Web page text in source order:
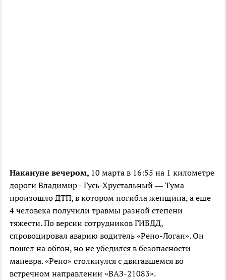
Накануне вечером, 10 марта в 16:55 на 1 километре
дороги Владимир - Гусь-Хрустальный — Тума
произошло ДТП, в котором погибла женщина, а еще
4 человека получили травмы разной степени
тяжести. По версии сотрудников ГИБДД,
спровоцировал аварию водитель «Рено-Логан». Он
пошел на обгон, но не убедился в безопасности
маневра. «Рено» столкнулся с двигавшемся во
встречном направлении «ВАЗ-21083».